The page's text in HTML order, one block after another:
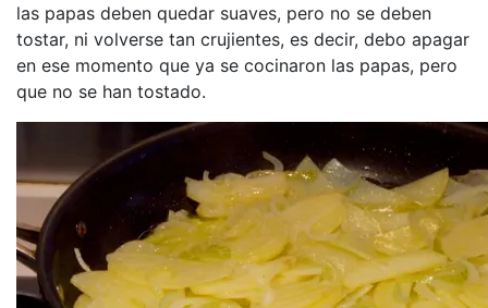
las papas deben quedar suaves, pero no se deben
tostar, ni volverse tan crujientes, es decir, debo apagar
en ese momento que ya se cocinaron las papas, pero
que no se han tostado.